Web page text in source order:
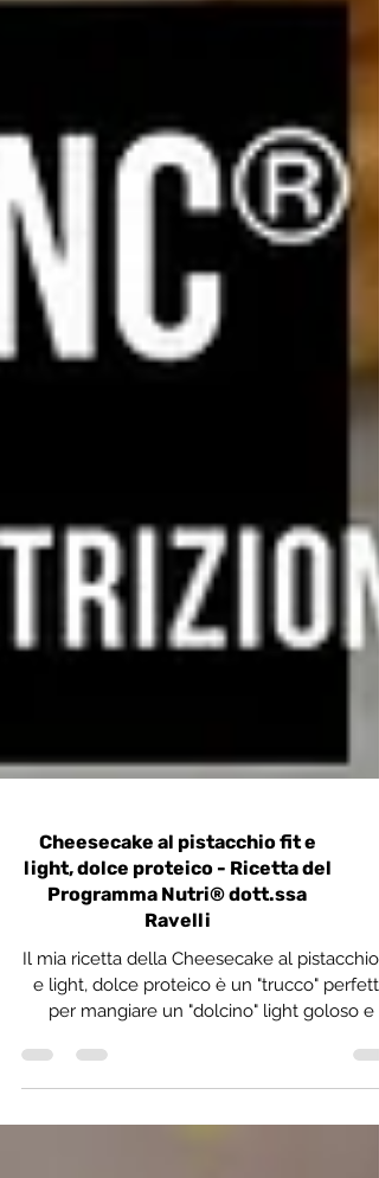
Cheesecake al pistacchio fit e
light, dolce proteico - Ricetta del
Ravelli
Il mia ricetta della Cheesecake al pistacchio
e light, dolce proteico è un "trucco" perfetto
per mangiare un "dolcino" light goloso e